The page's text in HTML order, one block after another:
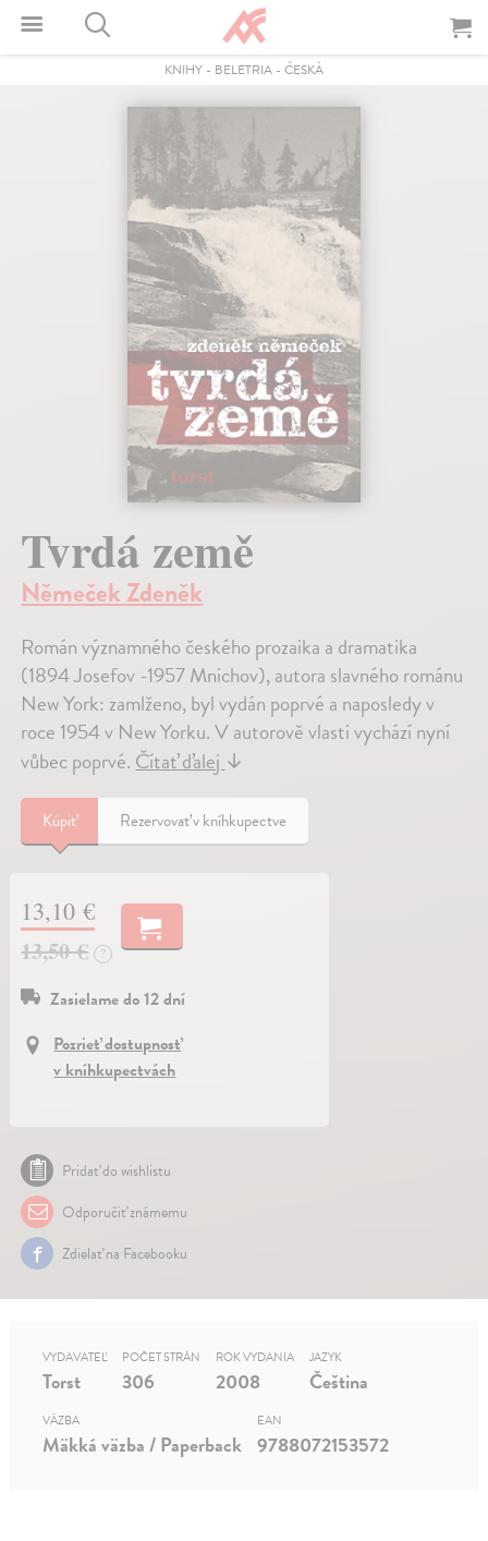
KNIHY - BELETRIA - ČESKÁ
Tvrdá země
Němeček Zdeněk
Román významného českého prozaika a dramatika
(1894 Josefov -1957 Mnichov), autora slavného románu
New York: zamlženo, byl vydán poprvé a naposledy v
roce 1954 v New Yorku. V autorově vlasti vychází nyní
vůbec poprvé. Čítať ďalej ↓
Kúpiť Rezervovať v kníhkupectve
13,10 €
13,50 €
?
Zasielame do 12 dní
Pozrieť dostupnosť
v kníhkupectvách
Pridať do wishlistu
Odporučiť známemu
Zdielať na Facebooku
VYDAVATEĽ
Torst
POČET STRÁN
306
ROK VYDANIA
2008
JAZYK
Čeština
VÄZBA
Mäkká väzba / Paperback
EAN
9788072153572